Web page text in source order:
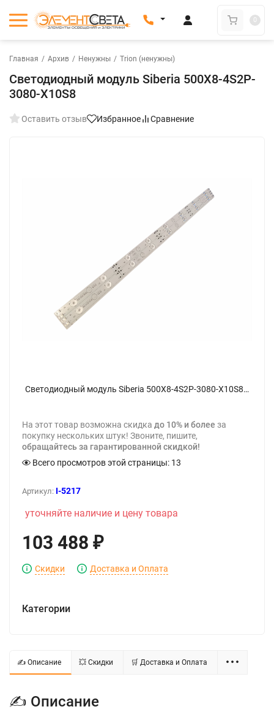
0
Главная / Архив / Ненужны / Trion (ненужны)
Светодиодный модуль Siberia 500Х8-4S2P-
3080-X10S8
Оставить отзыв Избранное Сравнение
Светодиодный модуль Siberia 500Х8-4S2P-3080-X10S8 - фото
На этот товар возможна скидка до 10% и более за
покупку нескольких штук! Звоните, пишите,
обращайтесь за гарантированной скидкой!
Всего просмотров этой страницы: 13
Артикул: I-5217
уточняйте наличие и цену товара
103 488 ₽
Скидки Доставка и Оплата
Категории
✍ Описание 💥 Скидки 🛒 Доставка и Оплата
✍ Описание